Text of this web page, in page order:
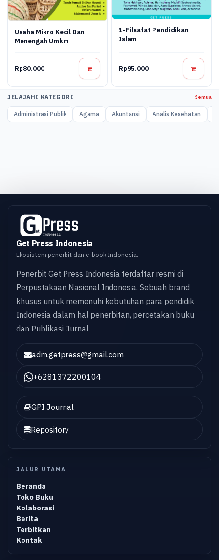
Usaha Mikro Kecil Dan
Menengah Umkm
Rp80.000
1-Filsafat Pendidikan
Islam
Rp95.000
JELAJAHI KATEGORI Semua
Administrasi Publik Agama Akuntansi Analis Kesehatan
Get Press Indonesia
Ekosistem penerbit dan e-book Indonesia.
Penerbit Get Press Indonesia terdaftar resmi di
Perpustakaan Nasional Indonesia. Sebuah brand
khusus untuk memenuhi kebutuhan para pendidik
Indonesia dalam hal penerbitan, percetakan buku
dan Publikasi Jurnal
adm.getpress@gmail.com
+6281372200104
GPI Journal
Repository
JALUR UTAMA
Beranda
Toko Buku
Kolaborasi
Berita
Terbitkan
Kontak